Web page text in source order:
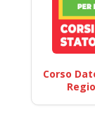
Corso